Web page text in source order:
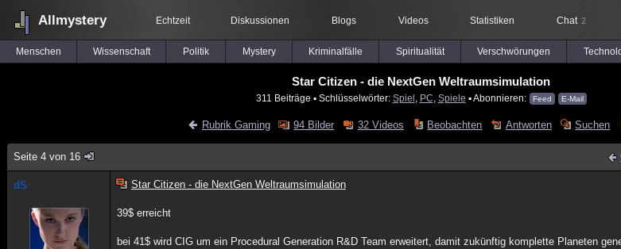
Allmystery Echtzeit Diskussionen Blogs Videos Statistiken Chat 2
Menschen Wissenschaft Politik Mystery Kriminalfälle Spiritualität Verschwörungen
Star Citizen - die NextGen Weltraumsimulation
311 Beiträge ▪ Schlüsselwörter: Spiel PC Spiele ▪ Abonnieren: Feed E-Mail
Rubrik Gaming 94 Bilder 32 Videos Beobachten Antworten Suchen
Seite 4 von 16
dS Star Citizen - die NextGen Weltraumsimulation
39$ erreicht
bei 41$ wird CIG um ein Procedural Generation R&D Team erweitert, damit zukünftig komplette Planeten